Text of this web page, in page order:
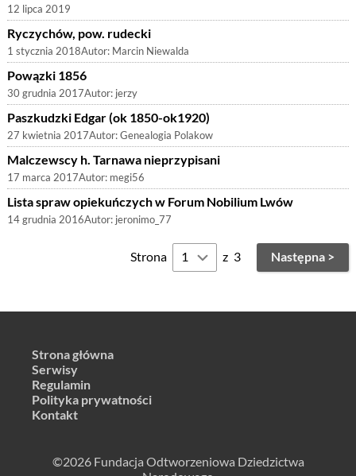
12 lipca 2019
Ryczychów, pow. rudecki
1 stycznia 2018Autor: Marcin Niewalda
Powązki 1856
30 grudnia 2017Autor: jerzy
Paszkudzki Edgar (ok 1850-ok1920)
27 kwietnia 2017Autor:Genealogia Polakow
Malczewscy h. Tarnawa nieprzypisani
17 marca 2017Autor: megi56
Lista spraw opiekuńczych w Forum Nobilium Lwów
14 grudnia 2016Autor: jeronimo_77
Strona z 3 Następna >
Strona główna
Serwisy
Regulamin
Polityka prywatności
Kontakt
©2026 Fundacja Odtworzeniowa Dziedzictwa